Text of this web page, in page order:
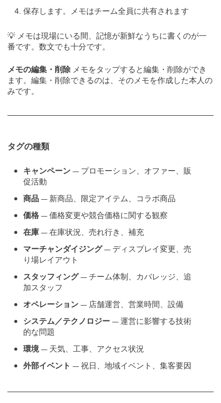
保存します。メモはチーム全員に共有されます
💡 メモは現場にいる間、記憶が新鮮なうちに書くのが一
番です。数文でも十分です。
メモの編集・削除 メモをタップすると編集・削除ができ
ます。編集・削除できるのは、そのメモを作成した本人の
みです。
タグの種類
キャンペーン— プロモーション、オファー、販
促活動
商品— 新商品、限定アイテム、コラボ商品
価格— 価格変更や競合価格に関する観察
在庫— 在庫状況、売れ行き、補充
マーチャンダイジング— ディスプレイ変更、売
り場レイアウト
スタッフィング— チーム体制、カバレッジ、追
加スタッフ
オペレーション— 店舗運営、営業時間、設備
システム／テクノロジー— 運営に影響する技術
的な問題
環境— 天気、工事、アクセス状況
外部イベント — 祝日、地域イベント、集客要因